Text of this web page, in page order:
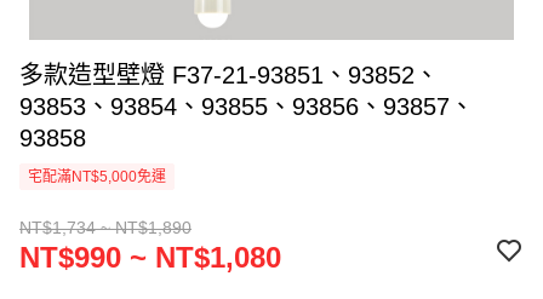
多款造型壁燈 F37-21-93851、93852、
93853、93854、93855、93856、93857、
93858
宅配滿NT$5,000免運
NT$1,734 ~ NT$1,890
NT$990 ~ NT$1,080